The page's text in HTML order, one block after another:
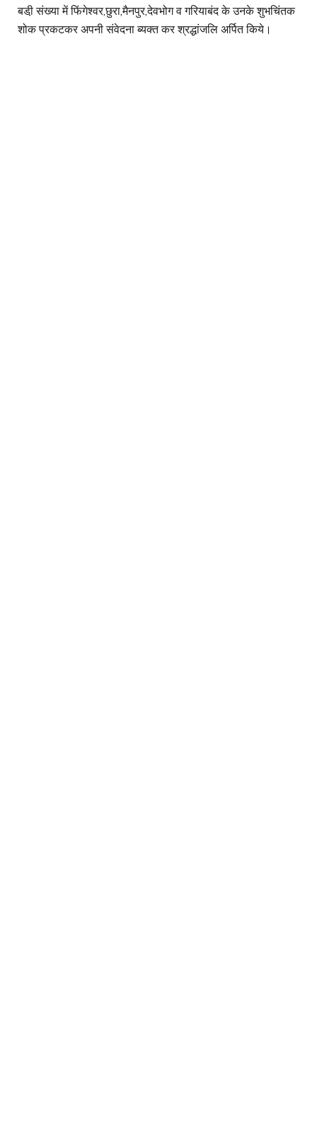
बडी़ संख्या में फिंगेश्वर,छुरा,मैनपुर,देवभोग व गरियाबंद के उनके शुभचिंतक
शोक प्रकटकर अपनी संवेदना ब्यक्त कर श्रद्धांजलि अर्पित किये।